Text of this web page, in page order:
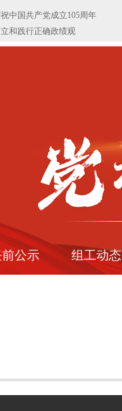
公示 组工动态